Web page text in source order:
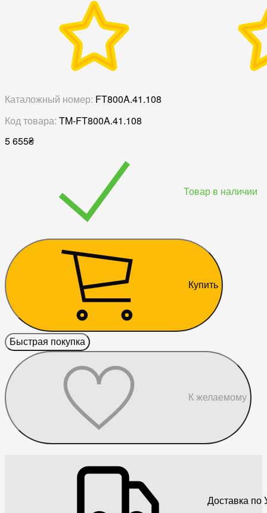
Каталожный номер: FT800A.41.108
Код товара: TM-FT800A.41.108
5 655₴
Товар в наличии
Купить
Быстрая покупка
К желаемому
Доставка по